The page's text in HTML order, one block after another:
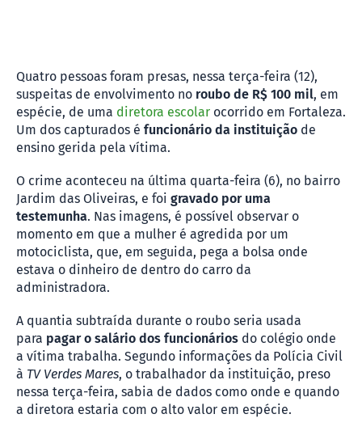
Quatro pessoas foram presas, nessa terça-feira (12),
suspeitas de envolvimento no roubo de R$ 100 mil, em
espécie, de uma diretora escolar ocorrido em Fortaleza.
Um dos capturados é funcionário da instituição de
ensino gerida pela vítima.
O crime aconteceu na última quarta-feira (6), no bairro
Jardim das Oliveiras, e foi gravado por uma
testemunha. Nas imagens, é possível observar o
momento em que a mulher é agredida por um
motociclista, que, em seguida, pega a bolsa onde
estava o dinheiro de dentro do carro da
administradora.
A quantia subtraída durante o roubo seria usada
para pagar o salário dos funcionários do colégio onde
a vítima trabalha. Segundo informações da Polícia Civil
à TV Verdes Mares, o trabalhador da instituição, preso
nessa terça-feira, sabia de dados como onde e quando
a diretora estaria com o alto valor em espécie.